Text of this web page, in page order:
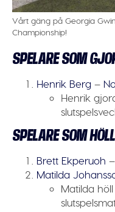
Vårt gäng på Georgia
Championship!
SPELARE SOM
Henrik Berg –
Henrik
SPELARE SOM
Brett Ekperuoh –
Matilda
Matilda